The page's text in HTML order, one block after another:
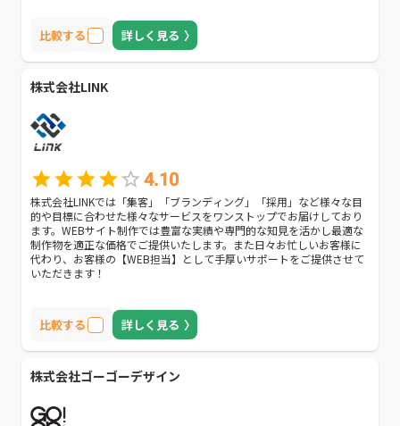
比較する 詳しく見る
株式会社LINK
4.10
株式会社LINKでは「集客」「ブランディング」「採用」など様々な目
的や目標に合わせた様々なサービスをワンストップでお届けしており
ます。WEBサイト制作では豊富な実績や専門的な知見を活かし最適な
制作物を適正な価格でご提供いたします。また日々お忙しいお客様に
代わり、お客様の【WEB担当】として手厚いサポートをご提供させて
いただきます！
比較する 詳しく見る
株式会社ゴーゴーデザイン